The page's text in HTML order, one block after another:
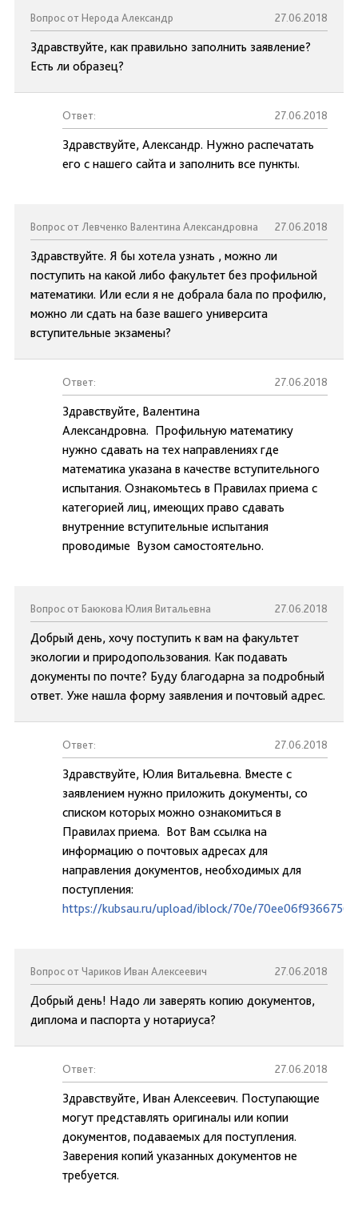
Вопрос от Нерода Александр 27.06.2018
Здравствуйте, как правильно заполнить заявление?
Есть ли образец?
Ответ: 27.06.2018
Здравствуйте, Александр. Нужно распечатать
его с нашего сайта и заполнить все пункты.
Вопрос от Левченко Валентина Александровна 27.06.2018
Здравствуйте. Я бы хотела узнать , можно ли
поступить на какой либо факультет без профильной
математики. Или если я не добрала бала по профилю,
можно ли сдать на базе вашего университа
вступительные экзамены?
Ответ: 27.06.2018
Здравствуйте, Валентина
Александровна. Профильную математику
нужно сдавать на тех направлениях где
математика указана в качестве вступительного
испытания. Ознакомьтесь в Правилах приема с
категорией лиц, имеющих право сдавать
внутренние вступительные испытания
проводимые Вузом самостоятельно.
Вопрос от Баюкова Юлия Витальевна 27.06.2018
Добрый день, хочу поступить к вам на факультет
экологии и природопользования. Как подавать
документы по почте? Буду благодарна за подробный
ответ. Уже нашла форму заявления и почтовый адрес.
Ответ: 27.06.2018
Здравствуйте, Юлия Витальевна. Вместе с
заявлением нужно приложить документы, со
списком которых можно ознакомиться в
Правилах приема. Вот Вам ссылка на
информацию о почтовых адресах для
направления документов, необходимых для
поступления:
https://kubsau.ru/upload/iblock/70e/
Вопрос от Чариков Иван Алексеевич 27.06.2018
Добрый день! Надо ли заверять копию документов,
диплома и паспорта у нотариуса?
Ответ: 27.06.2018
Здравствуйте, Иван Алексеевич. Поступающие
могут представлять оригиналы или копии
документов, подаваемых для поступления.
Заверения копий указанных документов не
требуется.